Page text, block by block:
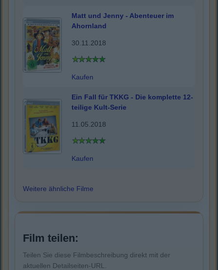
Matt und Jenny - Abenteuer im
Ahornland
30.11.2018
Kaufen
Ein Fall für TKKG - Die komplette 12-
teilige Kult-Serie
11.05.2018
Kaufen
Weitere ähnliche Filme
Film teilen:
Teilen Sie diese Filmbeschreibung direkt mit der
aktuellen Detailseiten-URL.